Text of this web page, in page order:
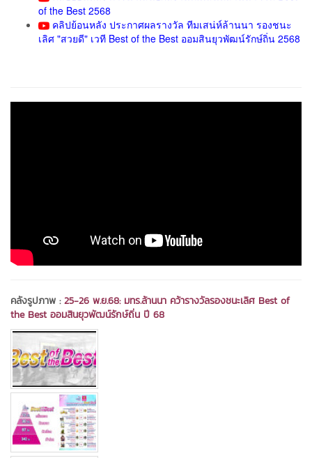
of the Best 2568
คลิปย้อนหลัง ประกาศผลรางวัล ทีมเสน่ห์ล้านนา รองชนะ
เลิศ "สวยดี" เวที Best of the Best ออมสินยุวพัฒน์รักษ์ถิ่น 2568
คลังรูปภาพ :25-26 พ.ย.68: มทร.ล้านนา คว้ารางวัลรองชนะเลิศ Best of
the Best ออมสินยุวพัฒน์รักษ์ถิ่น ปี 68